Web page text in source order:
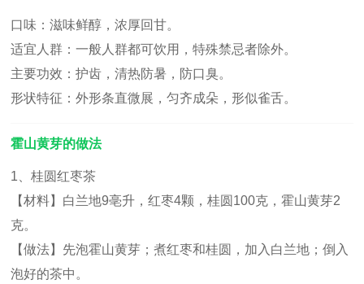
口味：滋味鲜醇，浓厚回甘。
适宜人群：一般人群都可饮用，特殊禁忌者除外。
主要功效：护齿，清热防暑，防口臭。
形状特征：外形条直微展，匀齐成朵，形似雀舌。
霍山黄芽的做法
1、桂圆红枣茶
【材料】白兰地9亳升，红枣4颗，桂圆100克，霍山黄芽2
克。
【做法】先泡霍山黄芽；煮红枣和桂圆，加入白兰地；倒入
泡好的茶中。